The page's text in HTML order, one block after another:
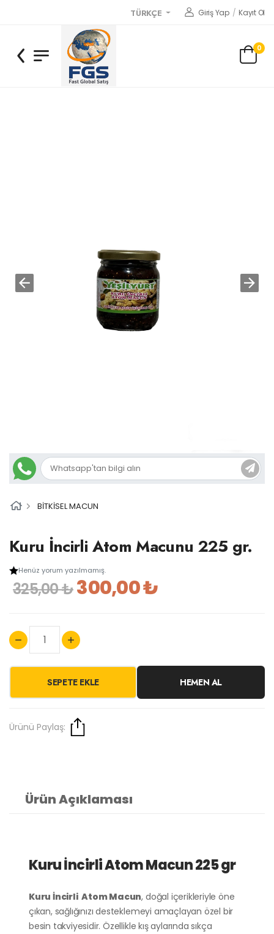
TÜRKÇE Giriş Yap / Kayıt Ol
0
BİTKİSEL MACUN
Kuru İncirli Atom Macunu 225 gr.
Henüz yorum yazılmamış.
325,00 ₺300,00 ₺
SEPETE EKLE HEMEN AL
Ürünü Paylaş:
Ürün Açıklaması
Kuru İncirli Atom Macun 225 gr
Kuru İncirli Atom Macun, doğal içerikleriyle öne
çıkan, sağlığınızı desteklemeyi amaçlayan özel bir
besin takviyesidir. Özellikle kış aylarında sıkça